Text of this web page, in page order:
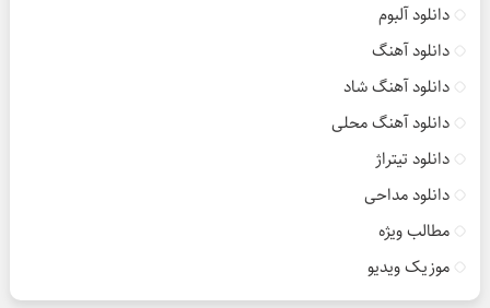
دانلود آلبوم
دانلود آهنگ
دانلود آهنگ شاد
دانلود آهنگ محلی
دانلود تیتراژ
دانلود مداحی
مطالب ویژه
موزیک ویدیو